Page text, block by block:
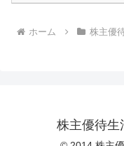
ホーム 株主優
株主優待生